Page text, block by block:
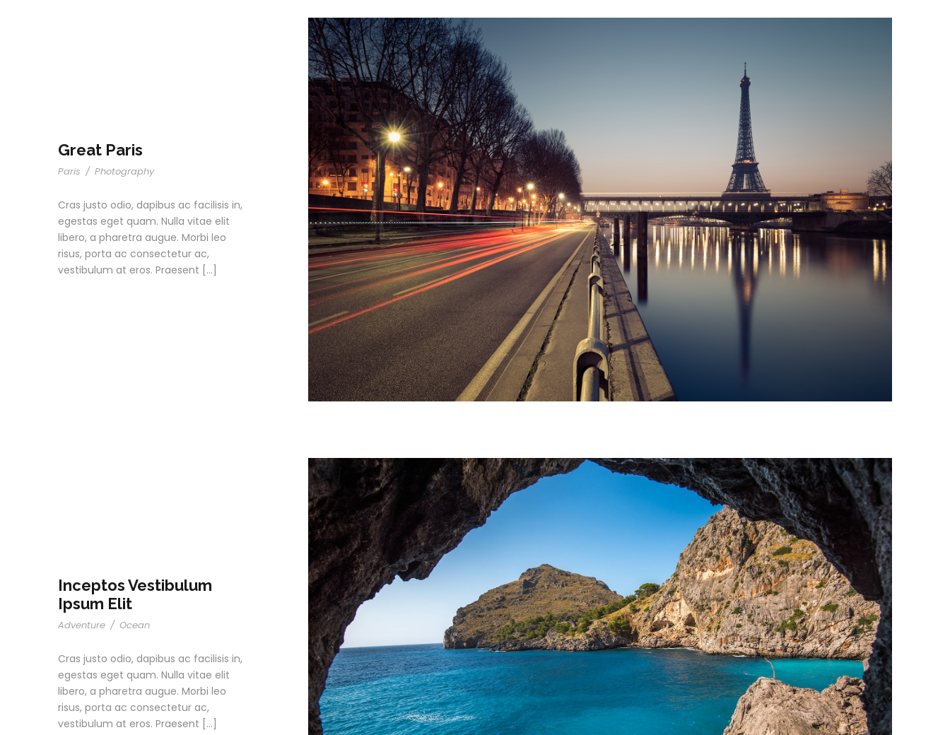
Great Paris
Paris / Photography
Cras justo odio, dapibus ac facilisis in,
egestas eget quam. Nulla vitae elit
libero, a pharetra augue. Morbi leo
risus, porta ac consectetur ac,
vestibulum at eros. Praesent […]
Inceptos Vestibulum
Ipsum Elit
Adventure / Ocean
Cras justo odio, dapibus ac facilisis in,
egestas eget quam. Nulla vitae elit
libero, a pharetra augue. Morbi leo
risus, porta ac consectetur ac,
vestibulum at eros. Praesent […]